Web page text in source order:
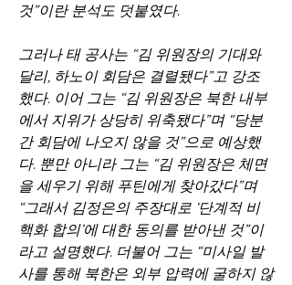
것”이란 분석도 덧붙였다.
그러나 태 공사는 “김 위원장의 기대와
달리, 하노이 회담은 결렬됐다”고 강조
했다. 이어 그는 “김 위원장은 북한 내부
에서 지위가 상당히 위축됐다”며 “당분
간 회담에 나오지 않을 것”으로 예상했
다. 뿐만 아니라 그는 “김 위원장은 체면
을 세우기 위해 푸틴에게 찾아갔다”며
“그래서 김정은의 주장대로 ‘단계적 비
핵화 합의’에 대한 동의를 받아낸 것”이
라고 설명했다. 더불어 그는 “미사일 발
사를 통해 북한은 외부 압력에 굴하지 않